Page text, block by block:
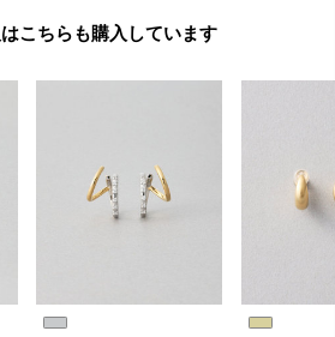
こちらも購入しています